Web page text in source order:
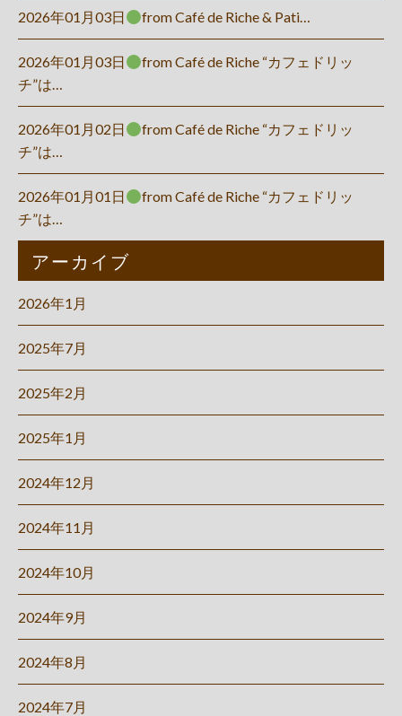
2026年01月03日 from Café de Riche & Pati…
2026年01月03日
from Café de Riche “カフェドリッ
チ”は…
2026年01月02日
from Café de Riche “カフェドリッ
チ”は…
2026年01月01日
from Café de Riche “カフェドリッ
チ”は…
アーカイブ
2026年1月
2025年7月
2025年2月
2025年1月
2024年12月
2024年11月
2024年10月
2024年9月
2024年8月
2024年7月